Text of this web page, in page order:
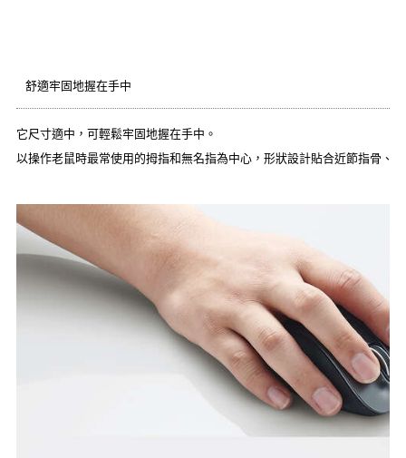
舒適牢固地握在手中
它尺寸適中，可輕鬆牢固地握在手中。
以操作老鼠時最常使用的拇指和無名指為中心，形狀設計貼合近節指骨、